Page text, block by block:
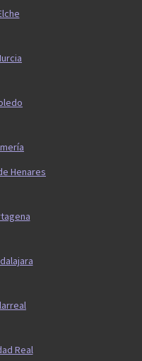
Henares
Real